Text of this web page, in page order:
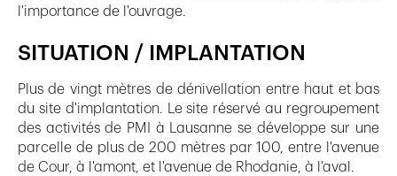
l'importance de l'ouvrage.
SITUATION / IMPLANTATION
Plus de vingt mètres de dénivellation entre haut et bas
du site d'implantation. Le site réservé au regroupement
des activités de PMI à Lausanne se développe sur une
parcelle de plus de 200 mètres par 100, entre l'avenue
de Cour, à l'amont, et l'avenue de Rhodanie, à l'aval.